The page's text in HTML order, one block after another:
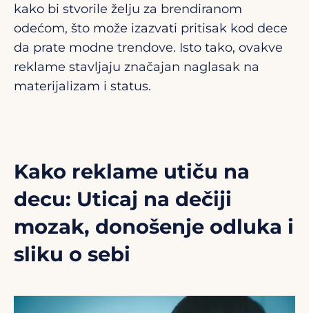
kako bi stvorile želju za brendiranom
odećom, što može izazvati pritisak kod dece
da prate modne trendove. Isto tako, ovakve
reklame stavljaju značajan naglasak na
materijalizam i status.
Kako reklame utiču na
decu: Uticaj na dečiji
mozak, donošenje odluka i
sliku o sebi